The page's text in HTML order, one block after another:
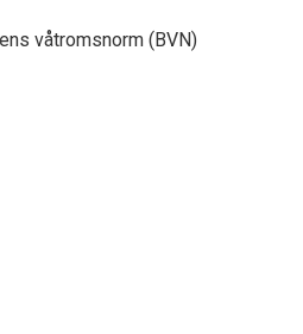
våtromsnorm (BVN)